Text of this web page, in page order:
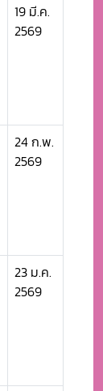
19 มี.ค.
2569
24 ก.พ.
2569
23 ม.ค.
2569